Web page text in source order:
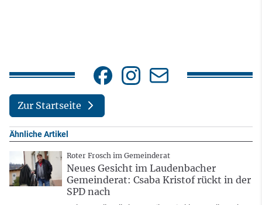
Zur Startseite
Ähnliche Artikel
Roter Frosch im Gemeinderat
Neues Gesicht im Laudenbacher
Gemeinderat: Csaba Kristof rückt in der
SPD nach